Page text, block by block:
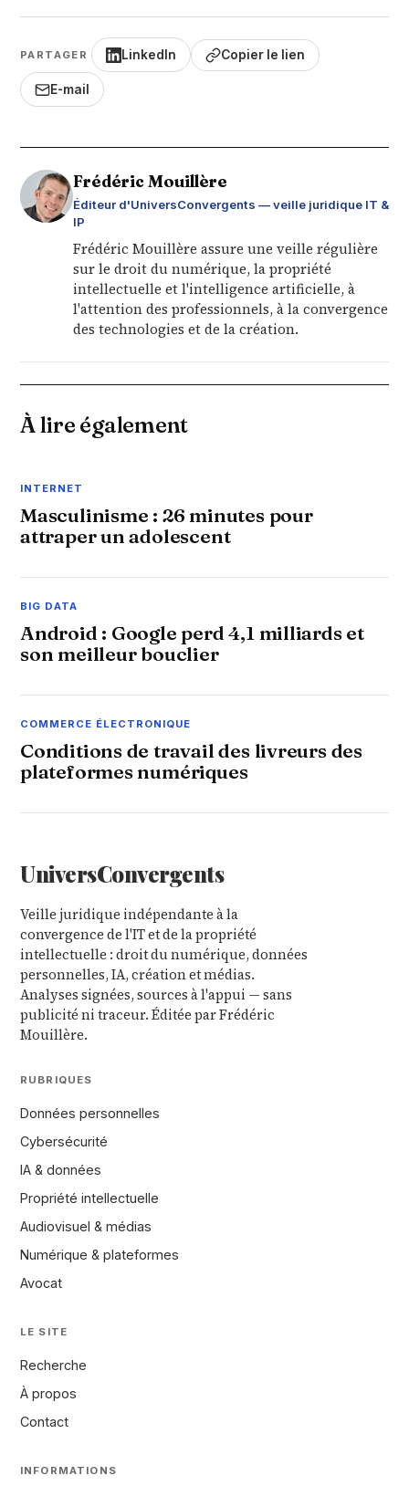
PARTAGER LinkedIn Copier le lien
E-mail
Frédéric Mouillère
Éditeur d'UniversConvergents — veille juridique IT &
IP
Frédéric Mouillère assure une veille régulière
sur le droit du numérique, la propriété
intellectuelle et l'intelligence artificielle, à
l'attention des professionnels, à la convergence
des technologies et de la création.
À lire également
INTERNET
Masculinisme : 26 minutes pour
attraper un adolescent
BIG DATA
Android : Google perd 4,1 milliards et
son meilleur bouclier
COMMERCE ÉLECTRONIQUE
Conditions de travail des livreurs des
plateformes numériques
UniversConvergents
Veille juridique indépendante à la
convergence de l'IT et de la propriété
intellectuelle : droit du numérique, données
personnelles, IA, création et médias.
Analyses signées, sources à l'appui — sans
publicité ni traceur. Éditée par Frédéric
Mouillère.
RUBRIQUES
Données personnelles
Cybersécurité
IA & données
Propriété intellectuelle
Audiovisuel & médias
Numérique & plateformes
Avocat
LE SITE
Recherche
À propos
Contact
INFORMATIONS